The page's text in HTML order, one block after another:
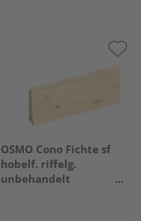
OSMO Cono Fichte sf
hobelf. riffelg.
unbehandelt